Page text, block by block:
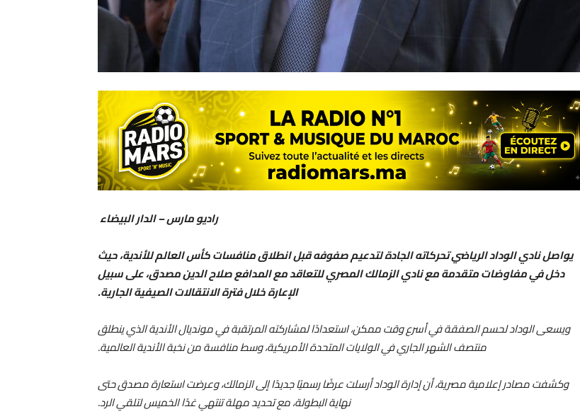
راديو مارس – الدار البيضاء
يواصل نادي الوداد الرياضي تحركاته الجادة لتدعيم صفوفه قبل انطلاق منافسات كأس العالم للأندية، حيث
دخل في مفاوضات متقدمة مع نادي الزمالك المصري للتعاقد مع المدافع صلاح الدين مصدق، على سبيل
الإعارة خلال فترة الانتقالات الصيفية الجارية.
ويسعى الوداد لحسم الصفقة في أسرع وقت ممكن، استعدادًا لمشاركته المرتقبة في مونديال الأندية الذي ينطلق
منتصف الشهر الجاري في الولايات المتحدة الأمريكية، وسط منافسة من نخبة الأندية العالمية.
وكشفت مصادر إعلامية مصرية، أن إدارة الوداد أرسلت عرضًا رسميًا جديدًا إلى الزمالك، وعرضت استعارة مصدق حتى
نهاية البطولة، مع تحديد مهلة تنتهي غدًا الخميس لتلقي الرد.